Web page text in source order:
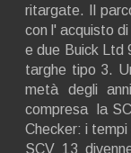
ritargate. Il
con l' acquisto
e due Buick Ltd
targhe tipo 3.
metà degli
compresa la
Checker: i
SCV 13